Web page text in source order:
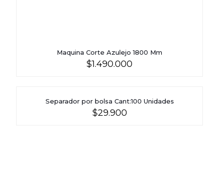
Maquina Corte Azulejo 1800 Mm
$1.490.000
Separador por bolsa Cant:100 Unidades
$29.900